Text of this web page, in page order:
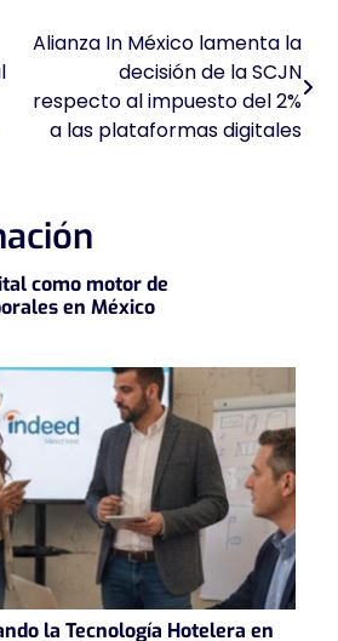
Alianza In México lamenta la
decisión de la SCJN
respecto al impuesto del 2%
a las plataformas digitales
como motor de
en México
la Tecnología Hotelera en